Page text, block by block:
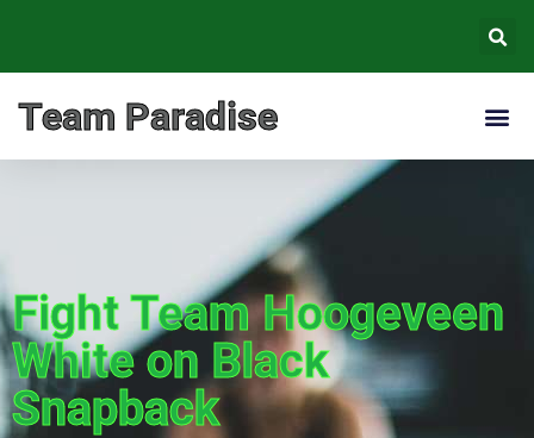
Team Paradise
Fight Team Hoogeveen
White on Black
Snapback